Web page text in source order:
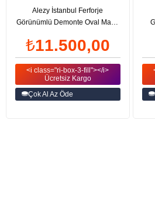
Alezy İstanbul Ferforje
Görünümlü Demonte Oval Masa
₺11.500,00
<i class="ri-box-3-fill"></i>
Ücretsiz Kargo
Çok Al Az Öde